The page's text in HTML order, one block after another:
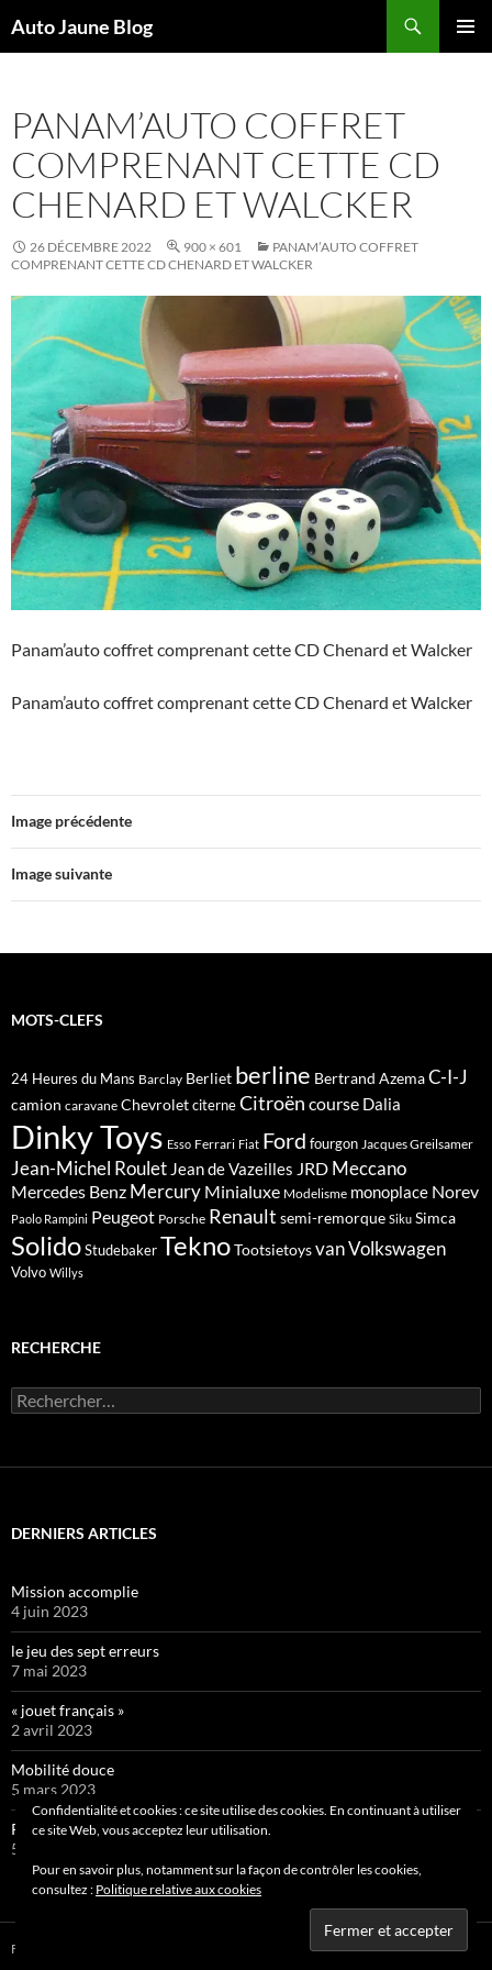
Auto Jaune Blog
PANAM’AUTO COFFRET
COMPRENANT CETTE CD
CHENARD ET WALCKER
26 DÉCEMBRE 2022 900 × 601
PANAM’AUTO COFFRET
COMPRENANT CETTE CD CHENARD ET WALCKER
Panam’auto coffret comprenant cette CD Chenard et Walcker
Panam’auto coffret comprenant cette CD Chenard et Walcker
Image précédente
Image suivante
MOTS-CLEFS
24 Heures du Mans Barclay Berliet berline Bertrand AzemaC-I-J
camion caravane ChevroletciterneCitroën course Dalia
Dinky Toys Esso Ferrari Fiat Ford fourgon Jacques Greilsamer
Jean-Michel Roulet Jean de Vazeilles JRD Meccano
Mercedes Benz Mercury Minialuxe Modelisme monoplace Norev
Paolo Rampini Peugeot Porsche Renault semi-remorque Siku Simca
SolidoStudebakerTeknoTootsietoysvanVolkswagen
Volvo Willys
RECHERCHE
Rechercher :
DERNIERS ARTICLES
Mission accomplie
4 juin 2023
le jeu des sept erreurs
7 mai 2023
« jouet français »
2 avril 2023
Mobilité douce
5 mars 2023
Pipelette 9
5 février 2023
Fièrement propulsé par WordPress
Confidentialité et cookies : ce site utilise des cookies. En continuant à utiliser
ce site Web, vous acceptez leur utilisation.
Pour en savoir plus, notamment sur la façon de contrôler les cookies,
consultez : Politique relative aux cookies